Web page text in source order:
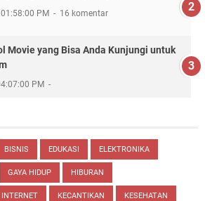
PM 16 komentar
Movie yang Bisa Anda Kunjungi untuk
PM
BISNIS EDUKASI ELEKTRONIKA
GAYA HIDUP HIBURAN
INTERNET KECANTIKAN KESEHATAN